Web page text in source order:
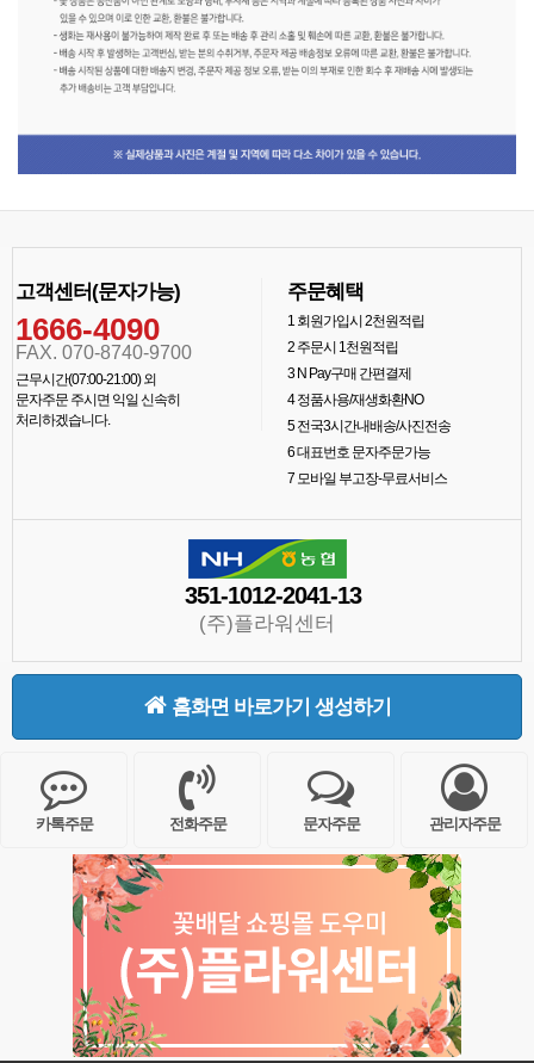
고객센터(문자가능)
1666-4090
FAX. 070-8740-9700
근무시간(07:00-21:00) 외
문자주문 주시면 익일 신속히
처리하겠습니다.
주문혜택
1회원가입시 2천원적립
2주문시 1천원적립
3N Pay구매 간편결제
4정품사용/재생화환NO
5전국3시간내배송/사진전송
6대표번호 문자주문가능
7모바일 부고장-무료서비스
351-1012-2041-13
(주)플라워센터
홈화면 바로가기 생성하기
카톡주문 전화주문 문자주문 관리자주문